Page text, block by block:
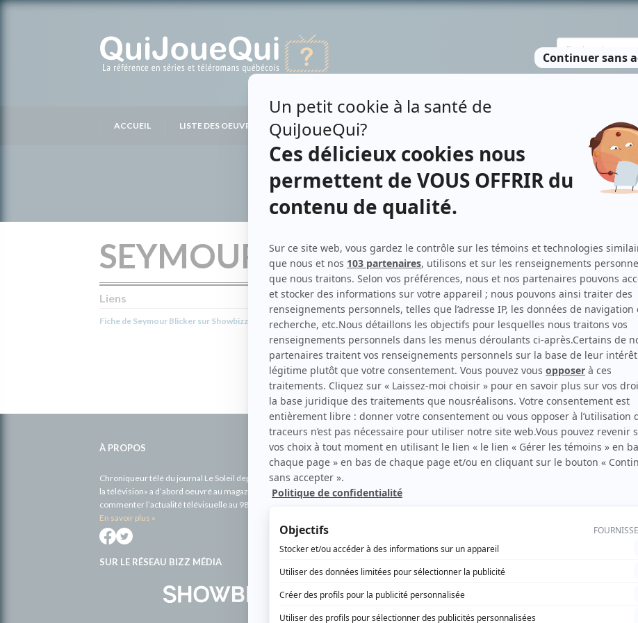
ACCUEIL LISTE DES OEUVRES LISTE DES PERSONNES NOUS
SEYMOUR BLICKER
Liens
Fiche de Seymour Blicker sur Showbizz.net
Contributions
Urban Angel Auteur
À PROPOS
Chroniqueur télé du journal Le Soleil depuis 2001, Richard Therrien carbure à son petit écran. Celui qu’on surnomme parfois «l’encyclopédie de
la télévision» a d’abord oeuvré au magazine TV Hebdo de 1996 à 2001. Sa spécialité: la télé québécoise. On peut l’entendre régulièrement
commenter l’actualité télévisuelle au 98,5.
En savoir plus »
SUR LE RÉSEAU BIZZ MÉDIA